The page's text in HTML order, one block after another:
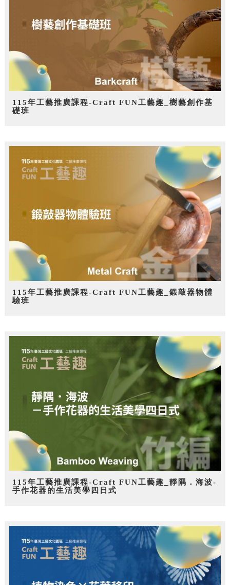
115年工藝推廣課程-Craft FUN工藝趣_樹藝創作基
礎班
115年工藝推廣課程-Craft FUN工藝趣_鍛敲器物體
驗班
115年工藝推廣課程-Craft FUN工藝趣_靜隅．海波-
手作花器的生活美學四日式